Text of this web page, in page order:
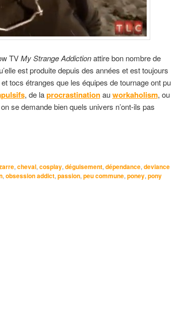
TVMy Strange Addictionattire bon nombre de
est produite depuis des années et est toujours
tocs étranges que les équipes de tournage ont pu
, de laprocrastinationauworkaholism, ou
se demande bien quels univers n’ont-ils pas
, cheval, cosplay, déguisement, dépendance, deviance
, obsession addict, passion, peu commune, poney, pony